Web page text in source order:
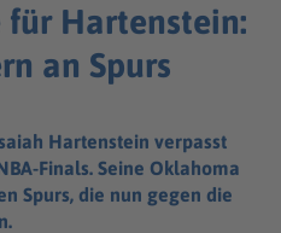
für Hartenstein:
an Spurs
Hartenstein verpasst
Finals. Seine Oklahoma
Spurs, die nun gegen die